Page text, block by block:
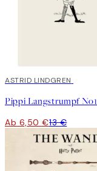
50%*
ASTRID LINDGREN
Pippi Langstrumpf
Ab 6,50 €13 €